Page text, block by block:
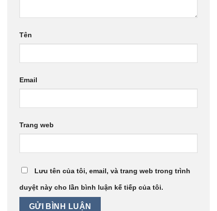
Tên
Email
Trang web
Lưu tên của tôi, email, và trang web trong trình
duyệt này cho lần bình luận kế tiếp của tôi.